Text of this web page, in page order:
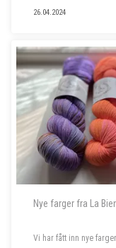
domenenavnet Heidi
26.04.2024
Nye farger fra La
Vi har fått inn nye